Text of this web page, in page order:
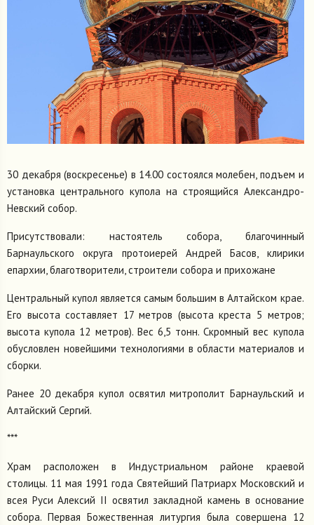
30 декабря (воскресенье) в 14.00 состоялся молебен, подъем и
установка центрального купола на строящийся Александро-
Невский собор.
Присутствовали: настоятель собора, благочинный
Барнаульского округа протоиерей Андрей Басов, клирики
епархии, благотворители, строители собора и прихожане
Центральный купол является самым большим в Алтайском крае.
Его высота составляет 17 метров (высота креста 5 метров;
высота купола 12 метров). Вес 6,5 тонн. Скромный вес купола
обусловлен новейшими технологиями в области материалов и
сборки.
Ранее 20 декабря купол освятил митрополит Барнаульский и
Алтайский Сергий.
***
Храм расположен в Индустриальном районе краевой
столицы. 11 мая 1991 года Святейший Патриарх Московский и
всея Руси Алексий II освятил закладной камень в основание
собора. Первая Божественная литургия была совершена 12